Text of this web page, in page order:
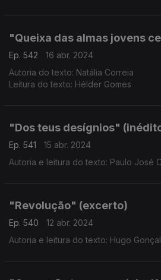
"Queixa das almas jovens
Ep. 542
16 abr. 2024
Autoria do texto: Natália Correia
Leitura do texto: Hélder Gomes
"Dos teus desígnios"
Ep. 541
15 abr. 2024
Autoria e leitura do texto: Paulo José
"Revolução" (excerto)
Ep. 540
12 abr. 2024
Autoria e leitura do texto: Hugo